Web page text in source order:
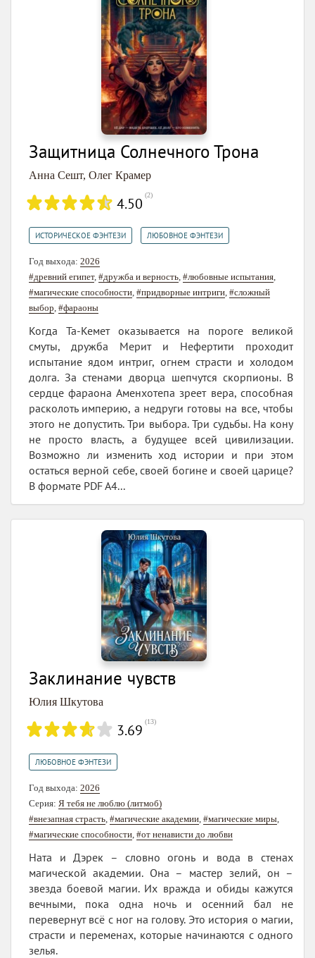
Защитница Солнечного Трона
Анна Сешт, Олег Крамер
4.50 (2)
ИСТОРИЧЕСКОЕ ФЭНТЕЗИ ЛЮБОВНОЕ ФЭНТЕЗИ
Год выхода: 2026
#древний египет, #дружба и верность #любовные испытания
#магические способности #придворные интриги #сложный
выбор #фараоны
Когда Та-Кемет оказывается на пороге великой
смуты, дружба Мерит и Нефертити проходит
испытание ядом интриг, огнем страсти и холодом
долга. За стенами дворца шепчутся скорпионы. В
сердце фараона Аменхотепа зреет вера, способная
расколоть империю, а недруги готовы на все, чтобы
этого не допустить. Три выбора. Три судьбы. На кону
не просто власть, а будущее всей цивилизации.
Возможно ли изменить ход истории и при этом
остаться верной себе, своей богине и своей царице?
В формате PDF A4...
Заклинание чувств
Юлия Шкутова
3.69 (13)
ЛЮБОВНОЕ ФЭНТЕЗИ
Год выхода: 2026
Серия: Я тебя не люблю (литмоб)
#внезапная страсть #магические академии #магические миры
#магические способности #от ненависти до любви
Ната и Дэрек – словно огонь и вода в стенах
магической академии. Она – мастер зелий, он –
звезда боевой магии. Их вражда и обиды кажутся
вечными, пока одна ночь и осенний бал не
перевернут всё с ног на голову. Это история о магии,
страсти и переменах, которые начинаются с одного
зелья.